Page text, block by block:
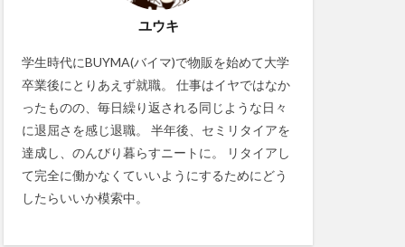
ユウキ
学生時代にBUYMA(バイマ)で物販を始めて大学
卒業後にとりあえず就職。 仕事はイヤではなか
ったものの、毎日繰り返される同じような日々
に退屈さを感じ退職。 半年後、セミリタイアを
達成し、のんびり暮らすニートに。 リタイアし
て完全に働かなくていいようにするためにどう
したらいいか模索中。